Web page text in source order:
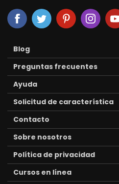
Blog
Preguntas frecuentes
Ayuda
Solicitud de característica
Contacto
Sobre nosotros
Política de privacidad
Cursos en línea